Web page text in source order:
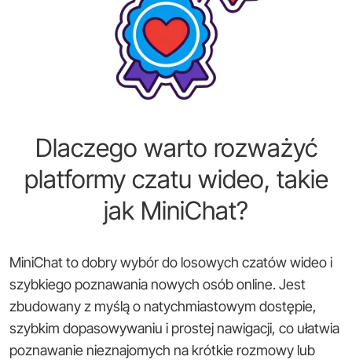
Dlaczego warto rozważyć
platformy czatu wideo, takie
jak MiniChat?
MiniChat to dobry wybór do losowych czatów wideo i
szybkiego poznawania nowych osób online. Jest
zbudowany z myślą o natychmiastowym dostępie,
szybkim dopasowywaniu i prostej nawigacji, co ułatwia
poznawanie nieznajomych na krótkie rozmowy lub